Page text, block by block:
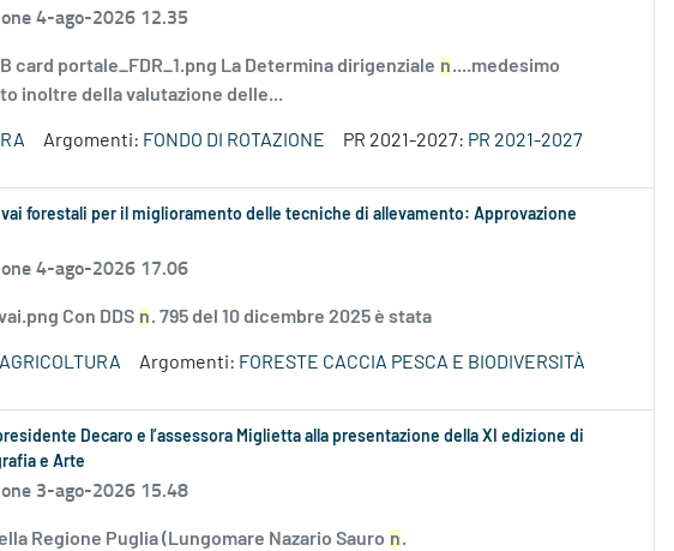
4-ago-2026 12.35
card portale_FDR_1.png La Determina dirigenziale n....medesimo
inoltre della valutazione delle...
Argomenti: FONDO DI ROTAZIONE PR 2021-2027: PR 2021-2027
forestali per il miglioramento delle tecniche di allevamento: Approvazione
4-ago-2026 17.06
Con DDS n. 795 del 10 dicembre 2025 è stata
AGRICOLTURA Argomenti: FORESTE CACCIA PESCA E BIODIVERSITÀ
Decaro e l’assessora Miglietta alla presentazione della XI edizione di
e Arte
3-ago-2026 15.48
Regione Puglia (Lungomare Nazario Sauro n.